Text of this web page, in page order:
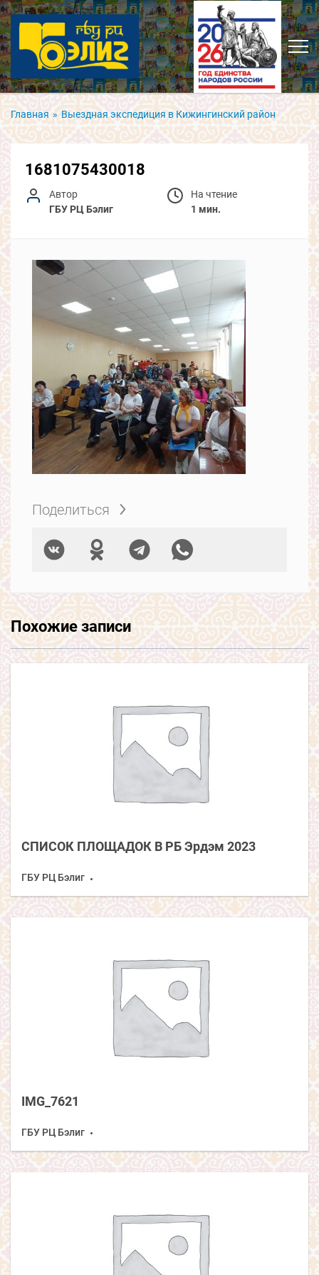
Главная » Выездная экспедиция в Кижингинский район
1681075430018
Автор
ГБУ РЦ Бэлиг
На чтение
1 мин.
Поделиться
Похожие записи
СПИСОК ПЛОЩАДОК В РБ Эрдэм 2023
ГБУ РЦ Бэлиг
IMG_7621
ГБУ РЦ Бэлиг